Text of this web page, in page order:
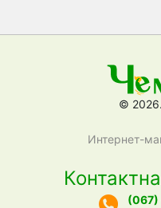
©
Интернет-